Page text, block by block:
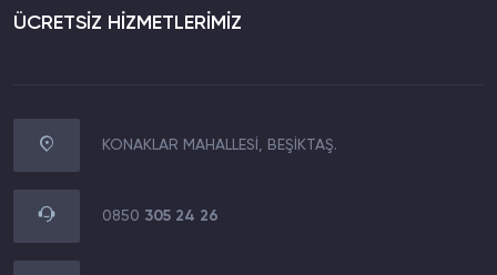
ÜCRETSİZ HİZMETLERİMİZ
KONAKLAR MAHALLESİ, BEŞİKTAŞ.
0850 305 24 26
WhatsApp İletişim
Müşteri Destek Hattı